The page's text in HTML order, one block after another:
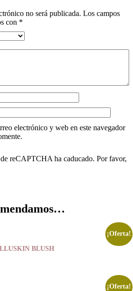
no será publicada. Los campos
con *
electrónico y web en este navegador
reCAPTCHA ha caducado. Por favor,
¡Oferta!
BLUSH
¡Oferta!